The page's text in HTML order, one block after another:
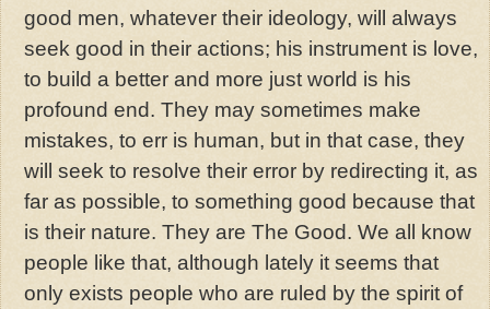
good men, whatever their ideology, will always
seek good in their actions; his instrument is love,
to build a better and more just world is his
profound end. They may sometimes make
mistakes, to err is human, but in that case, they
will seek to resolve their error by redirecting it, as
far as possible, to something good because that
is their nature. They are The Good. We all know
people like that, although lately it seems that
only exists people who are ruled by the spirit of